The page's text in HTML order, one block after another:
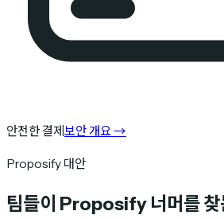
안전한 결제 보안 개요→
Proposify 대안
팀들이 Proposify 너머를 찾